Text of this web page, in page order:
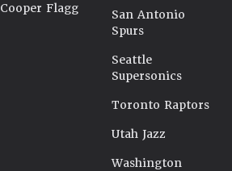
Cooper Flagg
San Antonio
Spurs
Seattle
Supersonics
Toronto Raptors
Utah Jazz
Washington